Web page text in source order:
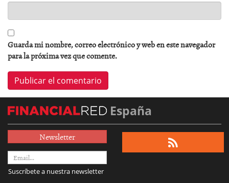
Guarda mi nombre, correo electrónico y web en este navegador
para la próxima vez que comente.
España
Newsletter
Suscríbete a nuestra newsletter